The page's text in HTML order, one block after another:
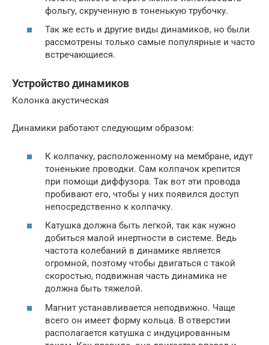
фольгу, скрученную в тоненькую трубочку.
Так же есть и другие виды динамиков, но были
рассмотрены только самые популярные и часто
встречающиеся.
Устройство динамиков
Колонка акустическая
Динамики работают следующим образом:
К колпачку, расположенному на мембране, идут
тоненькие проводки. Сам колпачок крепится
при помощи диффузора. Так вот эти провода
пробивают его, чтобы у них появился доступ
непосредственно к колпачку.
Катушка должна быть легкой, так как нужно
добиться малой инертности в системе. Ведь
частота колебаний в динамике является
огромной, поэтому чтобы двигаться с такой
скоростью, подвижная часть динамика не
должна быть тяжелой.
Магнит устанавливается неподвижно. Чаще
всего он имеет форму кольца. В отверстии
располагается катушка с индуцированным